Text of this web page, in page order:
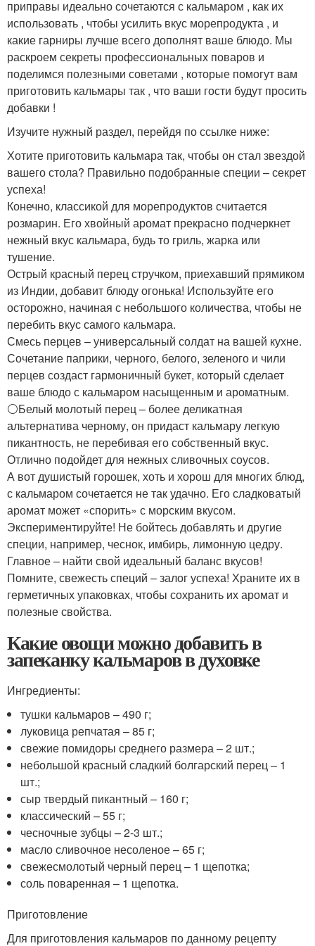
приправы идеально сочетаются с кальмаром , как их
использовать , чтобы усилить вкус морепродукта , и
какие гарниры лучше всего дополнят ваше блюдо. Мы
раскроем секреты профессиональных поваров и
поделимся полезными советами , которые помогут вам
приготовить кальмары так , что ваши гости будут просить
добавки !
Изучите нужный раздел, перейдя по ссылке ниже:
Хотите приготовить кальмара так, чтобы он стал звездой
вашего стола? Правильно подобранные специи – секрет
успеха! ‍
Конечно, классикой для морепродуктов считается
розмарин. Его хвойный аромат прекрасно подчеркнет
нежный вкус кальмара, будь то гриль, жарка или
тушение.
️Острый красный перец стручком, приехавший прямиком
из Индии, добавит блюду огонька! Используйте его
осторожно, начиная с небольшого количества, чтобы не
перебить вкус самого кальмара.
Смесь перцев – универсальный солдат на вашей кухне.
Сочетание паприки, черного, белого, зеленого и чили
перцев создаст гармоничный букет, который сделает
ваше блюдо с кальмаром насыщенным и ароматным.
⚪️Белый молотый перец – более деликатная
альтернатива черному, он придаст кальмару легкую
пикантность, не перебивая его собственный вкус.
Отлично подойдет для нежных сливочных соусов.
А вот душистый горошек, хоть и хорош для многих блюд,
с кальмаром сочетается не так удачно. Его сладковатый
аромат может «спорить» с морским вкусом.
Экспериментируйте! Не бойтесь добавлять и другие
специи, например, чеснок, имбирь, лимонную цедру.
Главное – найти свой идеальный баланс вкусов!
Помните, свежесть специй – залог успеха! Храните их в
герметичных упаковках, чтобы сохранить их аромат и
полезные свойства.
Какие овощи можно добавить в
запеканку кальмаров в духовке
Ингредиенты:
тушки кальмаров – 490 г;
луковица репчатая – 85 г;
свежие помидоры среднего размера – 2 шт.;
небольшой красный сладкий болгарский перец – 1
шт.;
сыр твердый пикантный – 160 г;
классический – 55 г;
чесночные зубцы – 2-3 шт.;
масло сливочное несоленое – 65 г;
свежесмолотый черный перец – 1 щепотка;
соль поваренная – 1 щепотка.
Приготовление
Для приготовления кальмаров по данному рецепту